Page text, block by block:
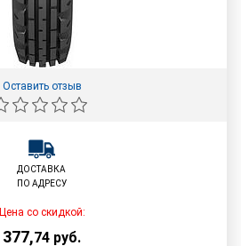
Оставить отзыв
ДОСТАВКА
ПО АДРЕСУ
Цена со скидкой:
377,74 руб.